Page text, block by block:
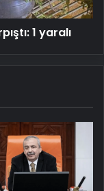
1 yaralı